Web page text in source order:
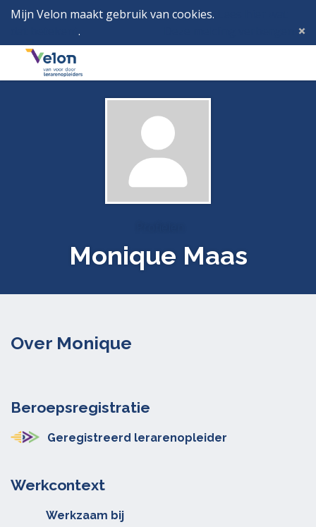
Mijn Velon maakt gebruik van cookies.
.
Menu
Monique Maas
Over Monique
Beroepsregistratie
Geregistreerd lerarenopleider
Werkcontext
Werkzaam bij